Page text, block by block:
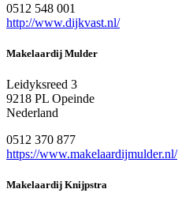
0512 548 001
http://www.dijkvast.nl/
Makelaardij Mulder
Leidyksreed 3
9218 PL Opeinde
Nederland
0512 370 877
https://www.makelaardijmulder.nl/
Makelaardij Knijpstra